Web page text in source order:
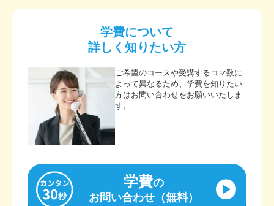
学費について
詳しく知りたい方
ご希望のコースや受講するコマ数に
よって異なるため、学費を知りたい
方はお問い合わせをお願いいたしま
す。
学費の
お問い合わせ（無料）